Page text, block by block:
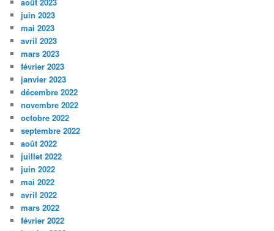
juin 2023
mai 2023
avril 2023
mars 2023
février 2023
janvier 2023
décembre 2022
novembre 2022
octobre 2022
septembre 2022
août 2022
juillet 2022
juin 2022
mai 2022
avril 2022
mars 2022
février 2022